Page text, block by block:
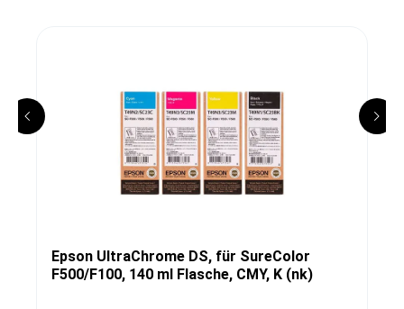
Epson UltraChrome DS, für SureColor
F500/F100, 140 ml Flasche, CMY, K (nk)